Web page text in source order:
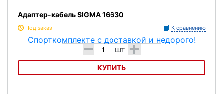
Адаптер-кабель SIGMA 16630
Под заказ К сравнению
- шт +
КУПИТЬ